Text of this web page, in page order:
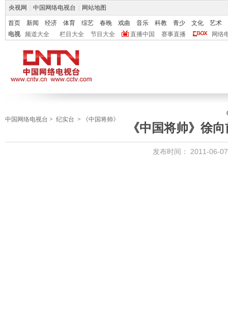
央视网 中国网络电视台 网站地图
首页 新闻 经济 体育 综艺 春晚 戏曲 音乐 科教 青少 文化
艺术
电视
频道大全 栏目大全 节目大全 直播中国 赛事直播 网络
中国网络电视台 > 纪实台 > 《中国将帅》
《中国将帅》徐
发布时间： 2011-06-